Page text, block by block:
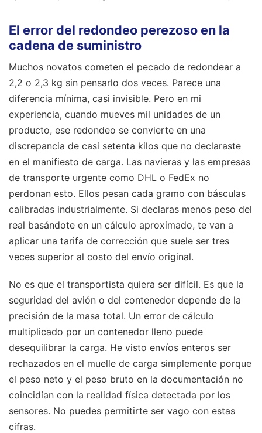
El error del redondeo perezoso en la
cadena de suministro
Muchos novatos cometen el pecado de redondear a
2,2 o 2,3 kg sin pensarlo dos veces. Parece una
diferencia mínima, casi invisible. Pero en mi
experiencia, cuando mueves mil unidades de un
producto, ese redondeo se convierte en una
discrepancia de casi setenta kilos que no declaraste
en el manifiesto de carga. Las navieras y las empresas
de transporte urgente como DHL o FedEx no
perdonan esto. Ellos pesan cada gramo con básculas
calibradas industrialmente. Si declaras menos peso del
real basándote en un cálculo aproximado, te van a
aplicar una tarifa de corrección que suele ser tres
veces superior al costo del envío original.
No es que el transportista quiera ser difícil. Es que la
seguridad del avión o del contenedor depende de la
precisión de la masa total. Un error de cálculo
multiplicado por un contenedor lleno puede
desequilibrar la carga. He visto envíos enteros ser
rechazados en el muelle de carga simplemente porque
el peso neto y el peso bruto en la documentación no
coincidían con la realidad física detectada por los
sensores. No puedes permitirte ser vago con estas
cifras.